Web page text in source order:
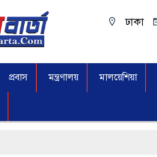
ঢাকা
প্রবাস মন্ত্রণালয় মালয়েশিয়া